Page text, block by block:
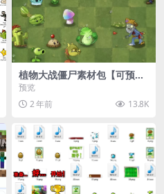
植物大战僵尸素材包【可预
览】
预览
2 年前
13.8K